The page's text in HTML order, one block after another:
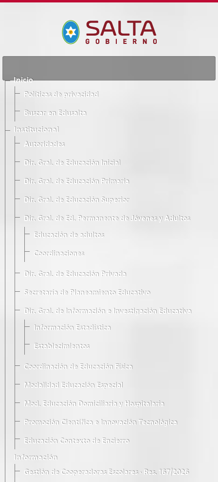
Inicio
Políticas de privacidad
Buscar en Edusalta
Institucional
Autoridades
Dir. Gral. de Educación Inicial
Dir. Gral. de Educación Primaria
Dir. Gral. de Educación Superior
Dir. Gral. de Ed. Permanente de Jóvenes y Adultos
Educación de adultos
Coordinaciones
Dir. Gral. de Educación Privada
Secretaría de Planeamiento Educativo
Dir. Gral. de Información e Investigación Educativa
Información Estadística
Establecimientos
Coordinación de Educación Física
Modalidad Educación Especial
Mod. Educación Domiciliaria y Hospitalaria
Promoción Científica e Innovación Tecnológica
Educación Contexto de Encierro
Información
Gestión de Cooperadoras Escolares · Res. 167/2026